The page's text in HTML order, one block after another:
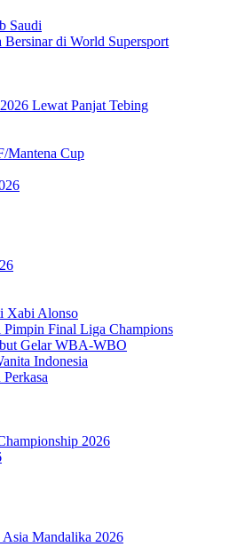
Saudi
di World Supersport
Lewat Panjat Tebing
Cup
Xabi Alonso
Pimpin Final Liga Champions
Gelar WBA-WBO
Indonesia
2026
Mandalika 2026